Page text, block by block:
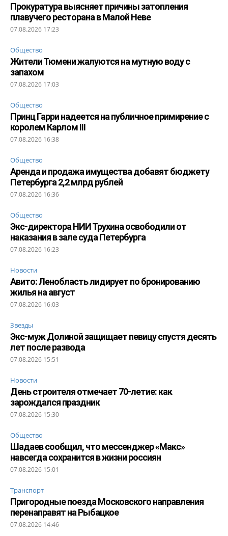
Прокуратура выясняет причины затопления
плавучего ресторана в Малой Неве
07.08.2026 17:23
Общество
Жители Тюмени жалуются на мутную воду с
запахом
07.08.2026 17:03
Общество
Принц Гарри надеется на публичное примирение с
королем Карлом III
07.08.2026 16:38
Общество
Аренда и продажа имущества добавят бюджету
Петербурга 2,2 млрд рублей
07.08.2026 16:36
Общество
Экс-директора НИИ Трухина освободили от
наказания в зале суда Петербурга
07.08.2026 16:23
Новости
Авито: Ленобласть лидирует по бронированию
жилья на август
07.08.2026 16:03
Звезды
Экс-муж Долиной защищает певицу спустя десять
лет после развода
07.08.2026 15:51
Новости
День строителя отмечает 70-летие: как
зарождался праздник
07.08.2026 15:30
Общество
Шадаев сообщил, что мессенджер «Макс»
навсегда сохранится в жизни россиян
07.08.2026 15:01
Транспорт
Пригородные поезда Московского направления
перенаправят на Рыбацкое
07.08.2026 14:46